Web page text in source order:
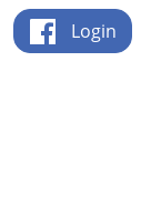
Login